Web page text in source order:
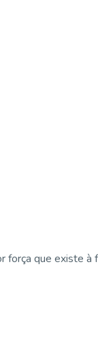
que existe à